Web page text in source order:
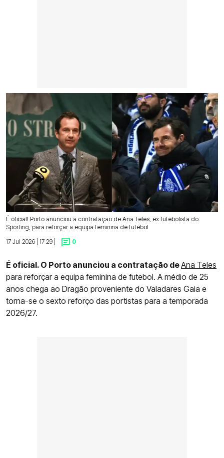
É oficial! Porto anunciou a contratação de Ana Teles, ex futebolista do
Sporting, para reforçar a equipa feminina de futebol
17 Jul 2026 | 17:29 |
0
É oficial. O Porto anunciou a contratação deAna Teles
para reforçar a equipa feminina de futebol. A médio de 25
anos chega ao Dragão proveniente do Valadares Gaia e
torna-se o sexto reforço das portistas para a temporada
2026/27.